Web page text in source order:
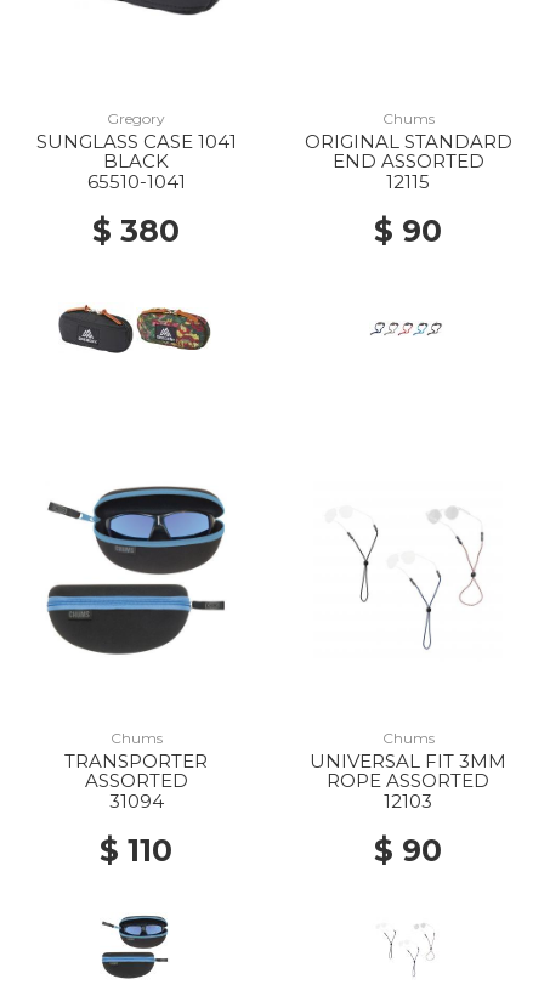
Gregory
SUNGLASS CASE 1041
BLACK
65510-1041
$ 380
Chums
ORIGINAL STANDARD
END ASSORTED
12115
$ 90
Chums
TRANSPORTER
ASSORTED
31094
$ 110
Chums
UNIVERSAL FIT 3MM
ROPE ASSORTED
12103
$ 90